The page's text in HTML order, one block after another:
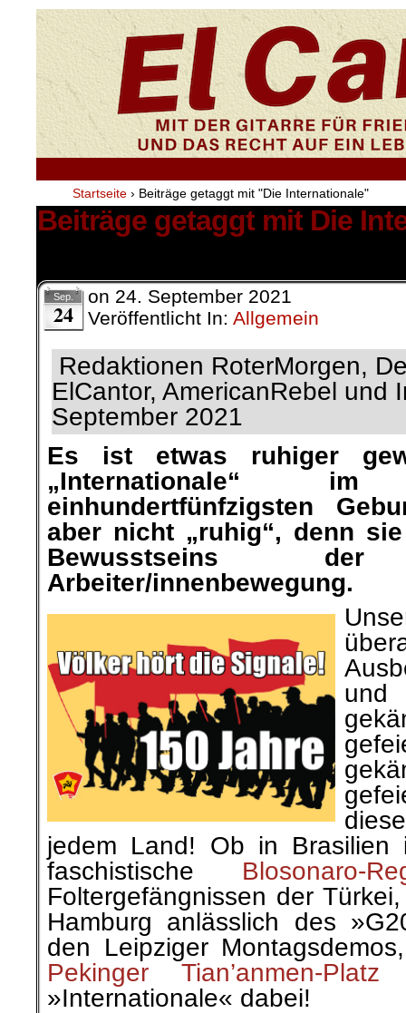
Startseite › Beiträge getaggt mit "Die Internationale"
Beiträge getaggt mit Die
Sep.
24
on 24. September 2021
Veröffentlicht In: Allgemein
Redaktionen RoterMorgen,
ElCantor, AmericanRebel und
September 2021
Es ist etwas ruhiger
„Internationale“
einhundertfünfzigsten
aber nicht „ruhig“, denn
Bewusstseins der
Arbeiter/innenbewegung.
jedem Land! Ob in Brasilien
faschistische Blosonaro-
Foltergefängnissen der
Hamburg anlässlich des
den Leipziger
PekingerTian’anmen-Platz
»Internationale« dabei!